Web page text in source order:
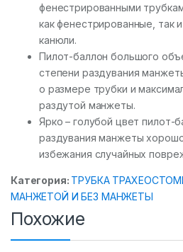
фенестрированными
как фенестрированные, так
канюли.
Пилот-баллон большого
степени раздувания
о размере трубки и
раздутой манжеты.
Ярко – голубой цвет пилот-
раздувания манжеты
избежания случайных
Категория: ТРУБКА
МАНЖЕТОЙ И БЕЗ МАНЖЕТЫ
Похожие